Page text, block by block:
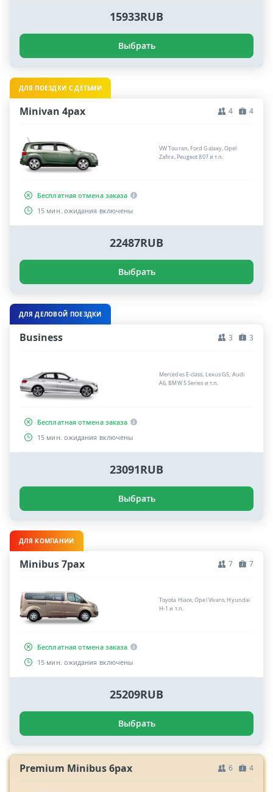
15933RUB
Выбрать
ДЛЯ ПОЕЗДКИ С ДЕТЬМИ
Minivan 4pax 4 4
VW Touran, Ford Galaxy, Opel
Zafira, Peugeot 807 и т.п.
Бесплатная отмена заказа
15 мин. ожидания включены
22487RUB
Выбрать
ДЛЯ ДЕЛОВОЙ ПОЕЗДКИ
Business 3 3
Mercedes E-class, Lexus GS, Audi
A6, BMW 5 Series и т.п.
Бесплатная отмена заказа
15 мин. ожидания включены
23091RUB
Выбрать
ДЛЯ КОМПАНИИ
Minibus 7pax 7 7
Toyota Hiace, Opel Vivaro, Hyundai
H-1 и т.п.
Бесплатная отмена заказа
15 мин. ожидания включены
25209RUB
Выбрать
Premium Minibus 6pax 6 4